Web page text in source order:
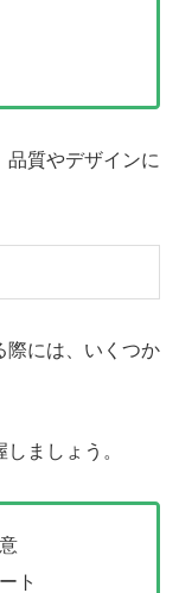
品質やデザインに
際には、いくつか
ましょう。
ト